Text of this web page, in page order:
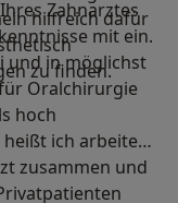
hilfreich dafür
zu finden.
Zahnarztes
mit ein.
und in möglichst
Oralchirurgie
hoch
ich arbeite
zusammen und